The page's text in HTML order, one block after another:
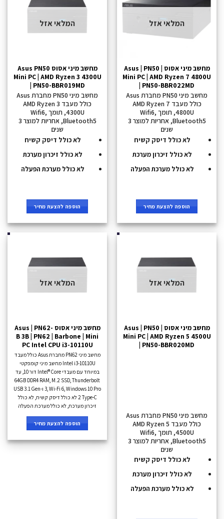
המלאי אזל
מחשב מיני אסוס Asus | PN50 |
Mini PC | AMD Ryzen 7 4800U
| PN50-BBR022MD
מחשב מיני PN50 מחברת Asus
כולל מעבד AMD Ryzen 7
4800U, תומך Wifi6,
Bluetooth5, אחריות למוצר 3
שנים
לא כולל דיסק קשיח
לא כולל זיכרון מערכת
לא כולל מערכת הפעלה
הוספה להצעת מחיר
המלאי אזל
מחשב מיני אסוס Asus PN50
Mini PC | AMD Ryzen 3 4300U
| PN50-BBR019MD
מחשב מיני PN50 מחברת Asus
כולל מעבד AMD Ryzen 3
4300U, תומך Wifi6,
Bluetooth5, אחריות למוצר 3
שנים
לא כולל דיסק קשיח
לא כולל זיכרון מערכת
לא כולל מערכת הפעלה
הוספה להצעת מחיר
המלאי אזל
מחשב מיני אסוס Asus | PN50 |
Mini PC | AMD Ryzen 5 4500U
| PN50-BBR020MD
מחשב מיני PN50 מחברת Asus
כולל מעבד AMD Ryzen 5
4500U, תומך Wifi6,
Bluetooth5, אחריות למוצר 3
שנים
לא כולל דיסק קשיח
לא כולל זיכרון מערכת
לא כולל מערכת הפעלה
המלאי אזל
מחשב מיני אסוס Asus | PN62-
B 3B | PN62 | Barbone | Mini
PC Intel CPU i3-10110U
מחשב מיני PN62 מחברת Asus כולל מעבד
Intel i3-10110U מחשב מיני קומפקטי
במיוחד עם מעבדי Intel® Core דור 10, עד
64GB DDR4 RAM, M.2 SSD, Thunderbolt
3, Wi-Fi 6, Windows 10 Pro ו-USB 3.1 Gen
2 Type-C לא כולל דיסק קשיח, לא כולל
זיכרון מערכת, לא כולל מערכת הפעלה
הוספה להצעת מחיר